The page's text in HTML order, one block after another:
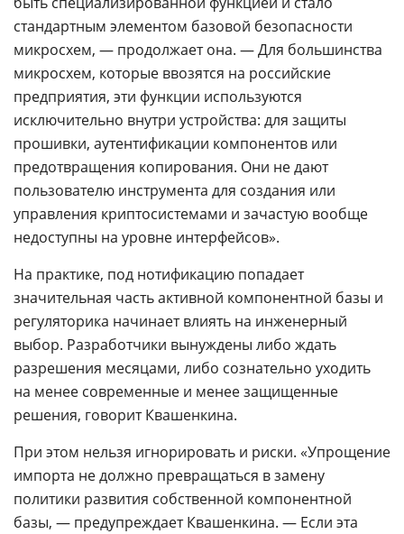
стандартным элементом базовой безопасности
микросхем, — продолжает она. — Для большинства
микросхем, которые ввозятся на российские
предприятия, эти функции используются
исключительно внутри устройства: для защиты
прошивки, аутентификации компонентов или
предотвращения копирования. Они не дают
пользователю инструмента для создания или
управления криптосистемами и зачастую вообще
недоступны на уровне интерфейсов».
На практике, под нотификацию попадает
значительная часть активной компонентной базы и
регуляторика начинает влиять на инженерный
выбор. Разработчики вынуждены либо ждать
разрешения месяцами, либо сознательно уходить
на менее современные и менее защищенные
решения, говорит Квашенкина.
При этом нельзя игнорировать и риски. «Упрощение
импорта не должно превращаться в замену
политики развития собственной компонентной
базы, — предупреждает Квашенкина. — Если эта